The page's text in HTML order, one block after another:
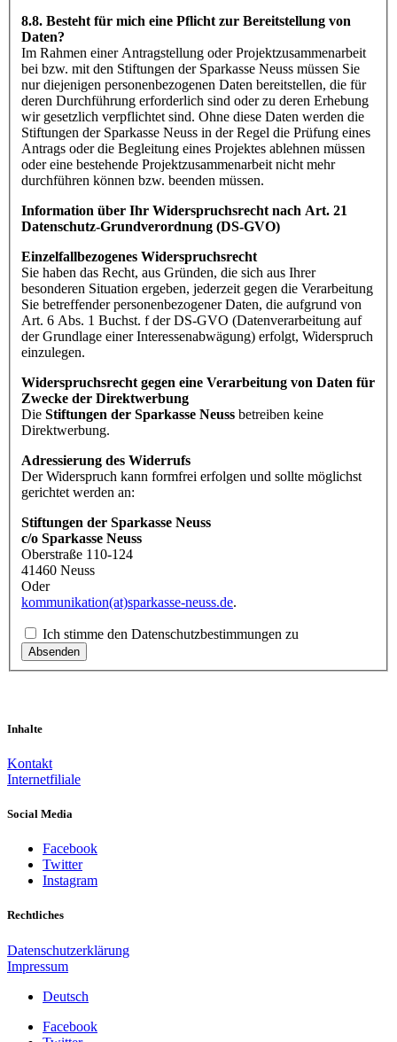
8.8. Besteht für mich eine Pflicht zur Bereitstellung von
Daten?
Im Rahmen einer Antragstellung oder Projektzusammenarbeit
bei bzw. mit den Stiftungen der Sparkasse Neuss müssen Sie
nur diejenigen personenbezogenen Daten bereitstellen, die für
deren Durchführung erforderlich sind oder zu deren Erhebung
wir gesetzlich verpflichtet sind. Ohne diese Daten werden die
Stiftungen der Sparkasse Neuss in der Regel die Prüfung eines
Antrags oder die Begleitung eines Projektes ablehnen müssen
oder eine bestehende Projektzusammenarbeit nicht mehr
durchführen können bzw. beenden müssen.
Information über Ihr Widerspruchsrecht nach Art. 21
Datenschutz-Grundverordnung (DS-GVO)
Einzelfallbezogenes Widerspruchsrecht
Sie haben das Recht, aus Gründen, die sich aus Ihrer
besonderen Situation ergeben, jederzeit gegen die Verarbeitung
Sie betreffender personenbezogener Daten, die aufgrund von
Art. 6 Abs. 1 Buchst. f der DS-GVO (Datenverarbeitung auf
der Grundlage einer Interessenabwägung) erfolgt, Widerspruch
einzulegen.
Widerspruchsrecht gegen eine Verarbeitung von Daten für
Zwecke der Direktwerbung
Die Stiftungen der Sparkasse Neuss betreiben keine
Direktwerbung.
Adressierung des Widerrufs
Der Widerspruch kann formfrei erfolgen und sollte möglichst
gerichtet werden an:
Stiftungen der Sparkasse Neuss
c/o Sparkasse Neuss
Oberstraße 110-124
41460 Neuss
Oder
kommunikation(at)sparkasse-neuss.de.
Ich stimme den Datenschutzbestimmungen zu
Inhalte
Kontakt
Internetfiliale
Social Media
Facebook
Twitter
Instagram
Rechtliches
Datenschutzerklärung
Impressum
Deutsch
Facebook